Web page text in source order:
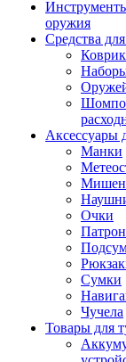
оружия
Средства
Аксессуары
Манки
Очки
Сумки
Чучела
Товары для